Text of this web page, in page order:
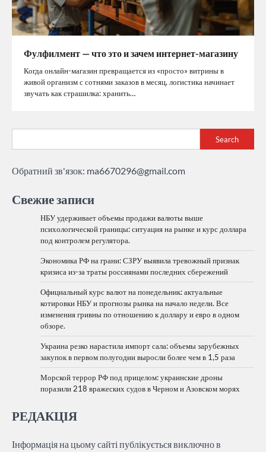
Фулфилмент — что это и зачем интернет-магазину
Когда онлайн-магазин превращается из «просто» витрины в
живой организм с сотнями заказов в месяц, логистика начинает
звучать как страшилка: хранить…
Search
Обратний зв'язок: ma6670296@gmail.com
Свежие записи
НБУ удерживает объемы продажи валюты выше
психологической границы: ситуация на рынке и курс доллара
под контролем регулятора.
Экономика РФ на грани: СЗРУ выявила тревожный признак
кризиса из-за траты россиянами последних сбережений
Официальный курс валют на понедельник: актуальные
котировки НБУ и прогнозы рынка на начало недели. Все
изменения гривны по отношению к доллару и евро в одном
обзоре.
Украина резко нарастила импорт сала: объемы зарубежных
закупок в первом полугодии выросли более чем в 1,5 раза
Морской террор РФ под прицелом: украинские дроны
поразили 218 вражеских судов в Черном и Азовском морях
РЕДАКЦІЯ
Інформація на цьому сайті публікується виключно в